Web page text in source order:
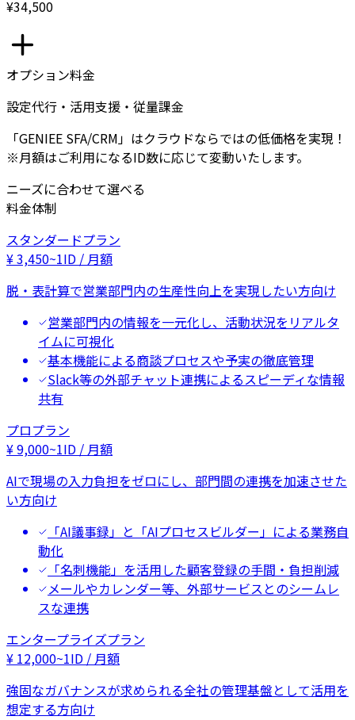
¥34,500
オプション料金
設定代行・活用支援・従量課金
「GENIEE SFA/CRM」はクラウドならではの低価格を実現！
※月額はご利用になるID数に応じて変動いたします。
ニーズに合わせて選べる
料金体制
スタンダードプラン
¥3,450~1ID / 月額
脱・表計算で営業部門内の生産性向上を実現したい方向け
営業部門内の情報を一元化し、活動状況をリアルタ
イムに可視化
基本機能による商談プロセスや予実の徹底管理
Slack等の外部チャット連携によるスピーディな情報
共有
プロプラン
¥9,000~1ID / 月額
AIで現場の入力負担をゼロにし、部門間の連携を加速させた
い方向け
「AI議事録」と「AIプロセスビルダー」による業務自
動化
「名刺機能」を活用した顧客登録の手間・負担削減
メールやカレンダー等、外部サービスとのシームレ
スな連携
エンタープライズプラン
¥ 12,000~1ID / 月額
強固なガバナンスが求められる全社の管理基盤として活用を
想定する方向け